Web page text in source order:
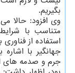
بگیریم.
وی افزود: حالا
متناسب با
استفاده از
جهانگیر با
جرم و صدمه های